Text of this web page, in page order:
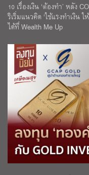
10 เรื่องเงิน ‘ต้องทำ’ หลัง
ริเริ่มแนวคิด ‘ใช้แรงทำเงิน
ได้ที่ Wealth Me Up